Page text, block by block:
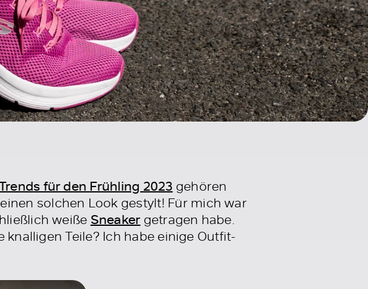
für den Frühling 2023 gehören
solchen Look gestylt! Für mich war
weiße Sneaker getragen habe.
Teile? Ich habe einige Outfit-